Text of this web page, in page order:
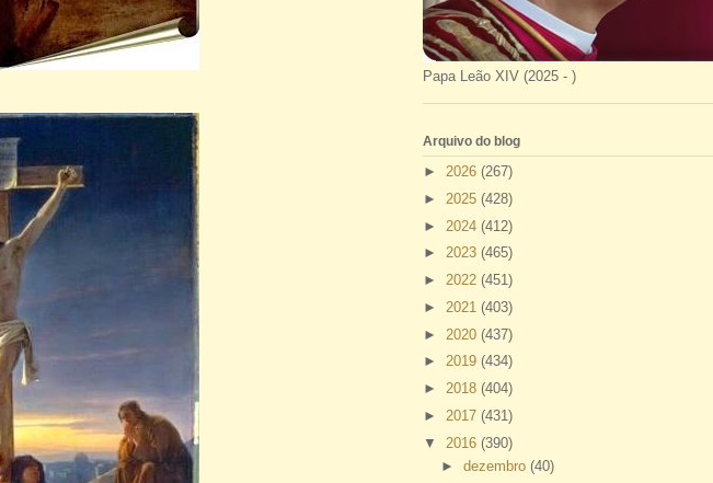
Papa Leão XIV (2025 - )
Arquivo do blog
► 2026 (267)
► 2025 (428)
► 2024 (412)
► 2023 (465)
► 2022 (451)
► 2021 (403)
► 2020 (437)
► 2019 (434)
► 2018 (404)
► 2017 (431)
▼ 2016 (390)
► dezembro (40)